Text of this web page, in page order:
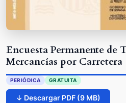
Encuesta Permanente de
Mercancías por Carretera
PERIÓDICA GRATUITA
↓ Descargar PDF (9 MB)